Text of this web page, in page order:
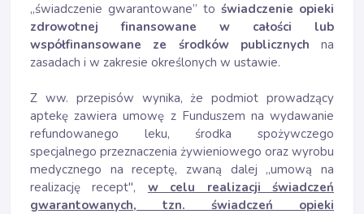
„świadczenie gwarantowane” to świadczenie opieki
zdrowotnej finansowane w całości lub
współfinansowane ze środków publicznych na
zasadach i w zakresie określonych w ustawie.
Z ww. przepisów wynika, że podmiot prowadzący
aptekę zawiera umowę z Funduszem na wydawanie
refundowanego leku, środka spożywczego
specjalnego przeznaczenia żywieniowego oraz wyrobu
medycznego na receptę, zwaną dalej „umową na
realizację recept", w celu realizacji świadczeń
gwarantowanych, tzn. świadczeń opieki